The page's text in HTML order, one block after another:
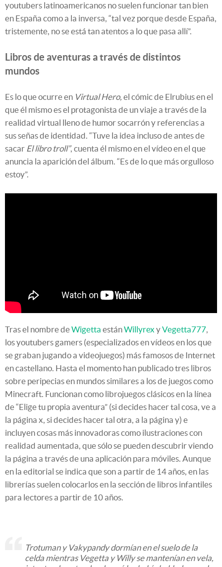
youtubers latinoamericanos no suelen funcionar tan bien
en España como a la inversa, “tal vez porque desde España,
tristemente, no se está tan atentos a lo que pasa allí”.
Libros de aventuras a través de distintos
mundos
Es lo que ocurre en Virtual Hero, el cómic de Elrubius en el
que él mismo es el protagonista de un viaje a través de la
realidad virtual lleno de humor socarrón y referencias a
sus señas de identidad. “Tuve la idea incluso de antes de
sacar El libro troll”, cuenta él mismo en el vídeo en el que
anuncia la aparición del álbum. “Es de lo que más orgulloso
estoy”.
Tras el nombre deWigetta estánWillyrex yVegetta777,
los youtubers gamers (especializados en vídeos en los que
se graban jugando a videojuegos) más famosos de Internet
en castellano. Hasta el momento han publicado tres libros
sobre peripecias en mundos similares a los de juegos como
Minecraft. Funcionan como librojuegos clásicos en la línea
de “Elige tu propia aventura” (si decides hacer tal cosa, ve a
la página x, si decides hacer tal otra, a la página y) e
incluyen cosas más innovadoras como ilustraciones con
realidad aumentada, que sólo se pueden descubrir viendo
la página a través de una aplicación para móviles. Aunque
en la editorial se indica que son a partir de 14 años, en las
librerías suelen colocarlos en la sección de libros infantiles
para lectores a partir de 10 años.
Trotuman y Vakypandy dormían en el suelo de la
celda mientras Vegetta y Willy se mantenían en vela,